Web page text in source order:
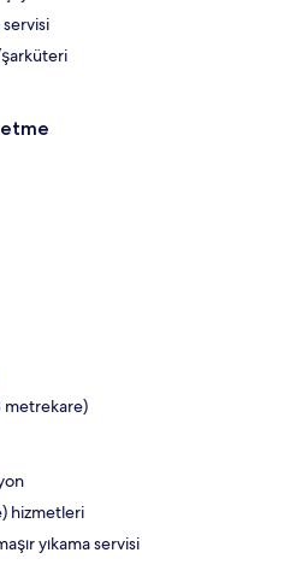
metrekare)
hizmetleri
yıkama servisi